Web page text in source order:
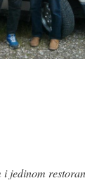
jedinom